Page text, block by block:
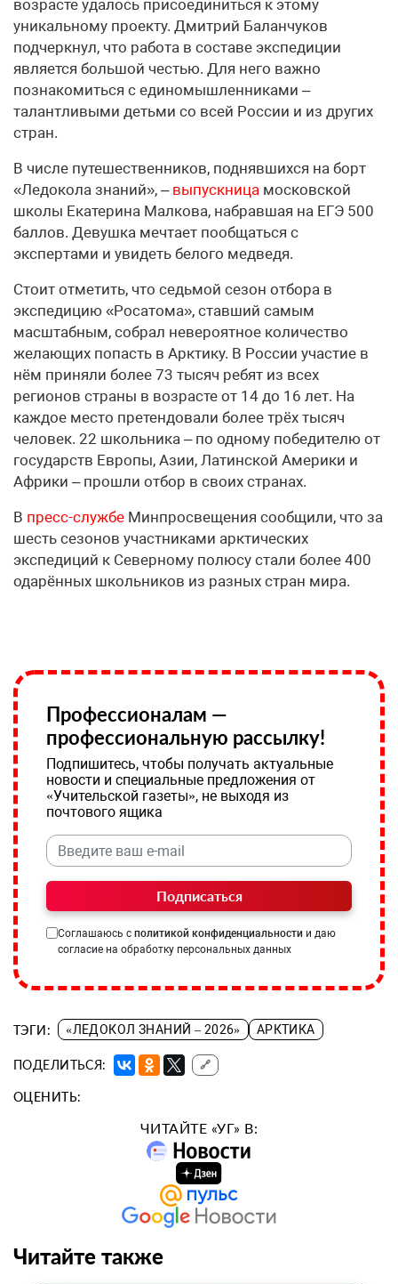
возрасте удалось присоединиться к этому
уникальному проекту. Дмитрий Баланчуков
подчеркнул, что работа в составе экспедиции
является большой честью. Для него важно
познакомиться с единомышленниками –
талантливыми детьми со всей России и из других
стран.
В числе путешественников, поднявшихся на борт
«Ледокола знаний», – выпускница московской
школы Екатерина Малкова, набравшая на ЕГЭ 500
баллов. Девушка мечтает пообщаться с
экспертами и увидеть белого медведя.
Стоит отметить, что седьмой сезон отбора в
экспедицию «Росатома», ставший самым
масштабным, собрал невероятное количество
желающих попасть в Арктику. В России участие в
нём приняли более 73 тысяч ребят из всех
регионов страны в возрасте от 14 до 16 лет. На
каждое место претендовали более трёх тысяч
человек. 22 школьника – по одному победителю от
государств Европы, Азии, Латинской Америки и
Африки – прошли отбор в своих странах.
В пресс-службе Минпросвещения сообщили, что за
шесть сезонов участниками арктических
экспедиций к Северному полюсу стали более 400
одарённых школьников из разных стран мира.
Профессионалам —
профессиональную рассылку!
Подпишитесь, чтобы получать актуальные
новости и специальные предложения от
«Учительской газеты», не выходя из
почтового ящика
Подписаться
Соглашаюсь с политикой конфиденциальности и даю
согласие на обработку персональных данных
ТЭГИ: «ЛЕДОКОЛ ЗНАНИЙ – 2026» АРКТИКА
ПОДЕЛИТЬСЯ: 🔗
ОЦЕНИТЬ:
ЧИТАЙТЕ «УГ» В:
Читайте также